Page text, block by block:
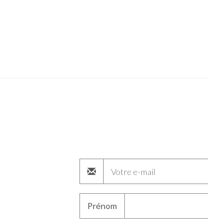
Prénom